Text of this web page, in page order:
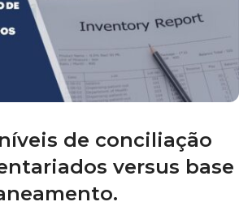
de conciliação
versus base